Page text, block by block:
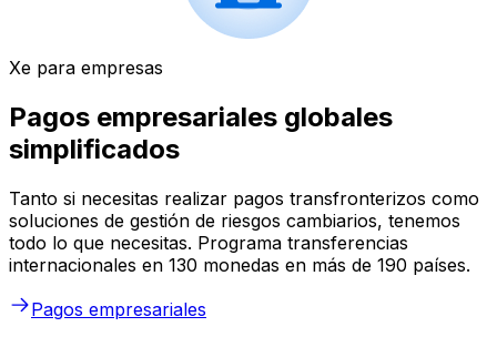
Xe para empresas
Pagos empresariales globales
simplificados
Tanto si necesitas realizar pagos transfronterizos como
soluciones de gestión de riesgos cambiarios, tenemos
todo lo que necesitas. Programa transferencias
internacionales en 130 monedas en más de 190 países.
Pagos empresariales